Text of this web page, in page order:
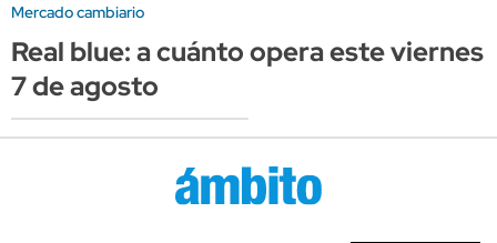
Mercado cambiario
Real blue: a cuánto opera este viernes
7 de agosto